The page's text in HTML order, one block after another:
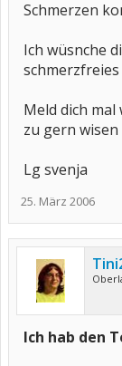
Schmerzen
Ich wüsnche
schmerzfreies
Meld dich
zu gern
Lg svenja
25. März 2006
Ich hab den